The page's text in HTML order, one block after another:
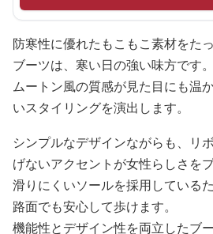
防寒性に優れたもこもこ素材をた
ブーツは、寒い日の強い味方です。
ムートン風の質感が見た目にも温
いスタイリングを演出します。
シンプルなデザインながらも、リ
げないアクセントが女性らしさを
滑りにくいソールを採用している
路面でも安心して歩けます。
機能性とデザイン性を両立したブ